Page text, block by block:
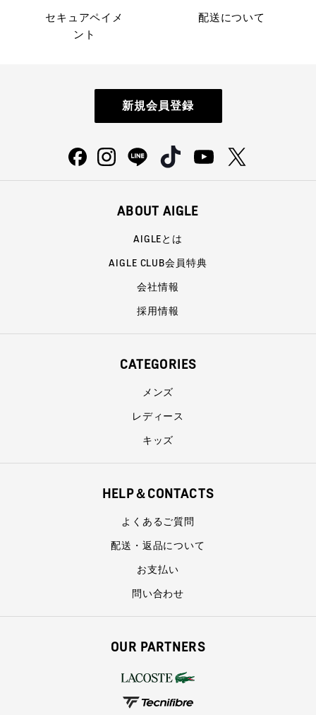
セキュアペイメ
ント
配送について
新規会員登録
ABOUT AIGLE
AIGLEとは
AIGLE CLUB会員特典
会社情報
採用情報
CATEGORIES
メンズ
レディース
キッズ
HELP＆CONTACTS
よくあるご質問
配送・返品について
お支払い
問い合わせ
OUR PARTNERS